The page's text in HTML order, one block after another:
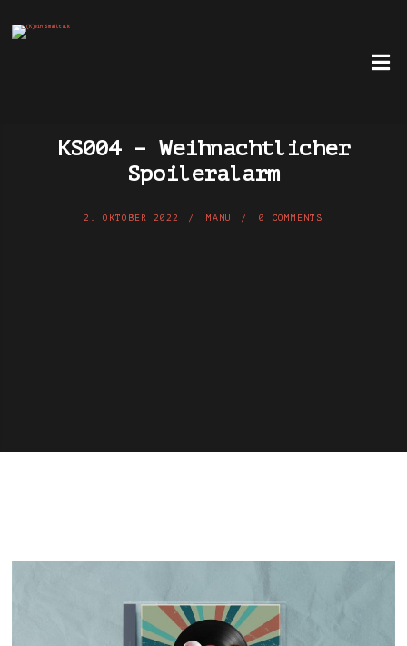
KS004 – Weihnachtlicher
Spoileralarm
2. OKTOBER 2022 MANU 0 COMMENTS